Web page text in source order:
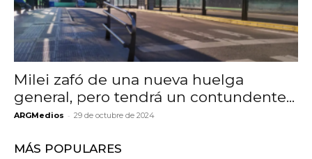
Milei zafó de una nueva huelga
general, pero tendrá un contundente...
ARGMedios - 29 de octubre de 2024
MÁS POPULARES